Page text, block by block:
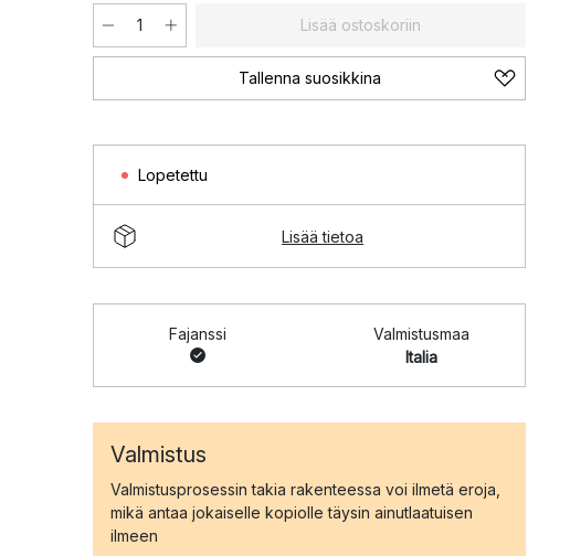
Lisää ostoskoriin
Tallenna suosikkina
Lopetettu
Lisää tietoa
Fajanssi
Valmistusmaa
Italia
Valmistus
Valmistusprosessin takia rakenteessa voi ilmetä eroja,
mikä antaa jokaiselle kopiolle täysin ainutlaatuisen
ilmeen